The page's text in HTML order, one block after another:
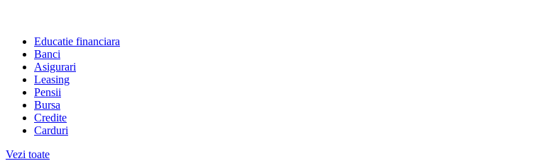
Educatie financiara
Banci
Asigurari
Leasing
Pensii
Bursa
Credite
Carduri
Vezi toate